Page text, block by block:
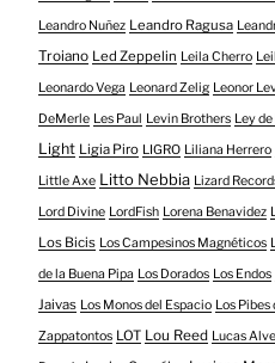
Leandro Nuñez Leandro Ragusa
Troiano Led Zeppelin Leila Cherro
Leonardo Vega Leonard Zelig Leonor
DeMerle Les Paul Levin Brothers Ley
Light Ligia Piro LIGRO Liliana Herrero
Little Axe Litto Nebbia Lizard
Lord Divine LordFish Lorena Benavidez
Los Bicis Los Campesinos Magnéticos
de la Buena Pipa Los Dorados Los Endos
Jaivas Los Monos del Espacio Los Pibes
Zappatontos LOT Lou Reed Lucas